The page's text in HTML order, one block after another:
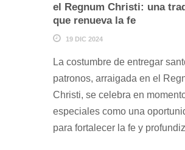
el Regnum Christi: una
que renueva la fe
19 DIC 2024
La costumbre de entregar
patronos, arraigada en el
Christi, se celebra en
especiales como una
para fortalecer la fe y